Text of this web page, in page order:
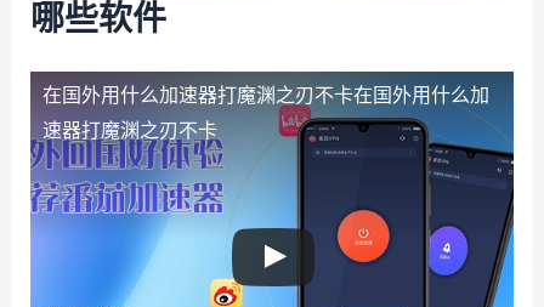
哪些软件
在国外用什么加速器打魔渊之刃不卡在国外用什么加
速器打魔渊之刃不卡